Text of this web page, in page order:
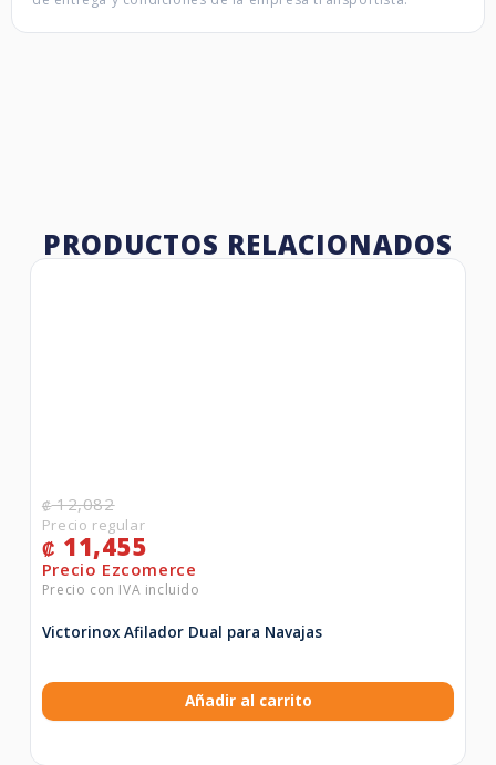
PRODUCTOS RELACIONADOS
₡12,082
₡ 11,455
Victorinox Afilador Dual para Navajas
Añadir al carrito